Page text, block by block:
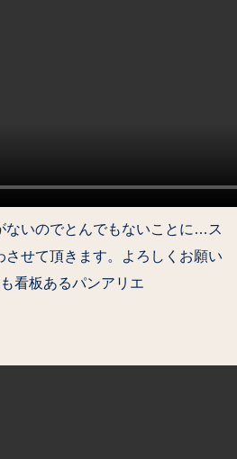
ないのでとんでもないことに…ス
させて頂きます。よろしくお願い
看板あるパンアリエ